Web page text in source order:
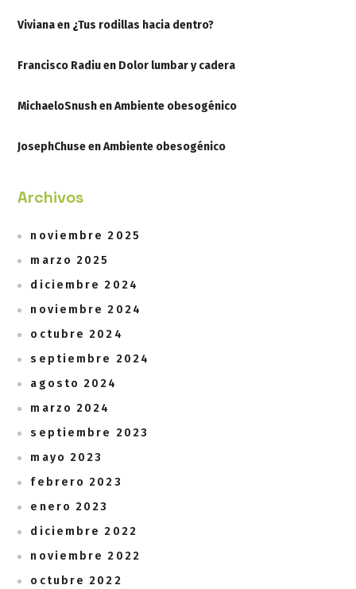
Vivianaen ¿Tus rodillas hacia dentro?
Francisco Radiuen Dolor lumbar y cadera
MichaeloSnushenAmbiente obesogénico
JosephChuseenAmbiente obesogénico
Archivos
noviembre 2025
marzo 2025
diciembre 2024
noviembre 2024
octubre 2024
septiembre 2024
agosto 2024
marzo 2024
septiembre 2023
mayo 2023
febrero 2023
enero 2023
diciembre 2022
noviembre 2022
octubre 2022